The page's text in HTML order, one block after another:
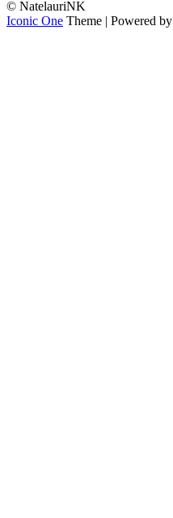
© NatelauriNK
Iconic One Theme | Powered by